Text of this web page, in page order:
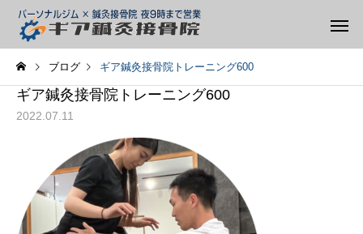
整体
スタッフ
ブログ ギア鍼灸接骨院トレーニング600
ギア鍼灸接骨院トレーニング600
2022.07.11